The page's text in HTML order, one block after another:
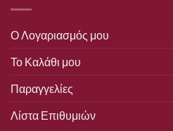
Ο Λογαριασμός μου
Το Καλάθι μου
Παραγγελίες
Λίστα Επιθυμιών